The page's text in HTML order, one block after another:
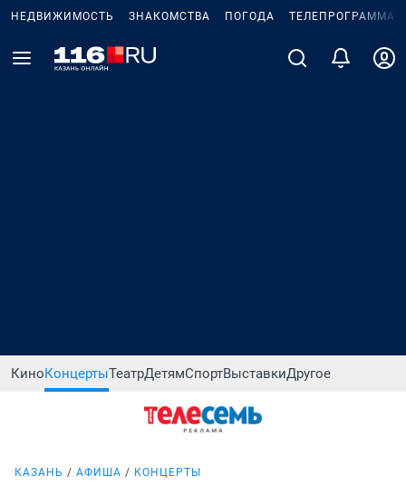
НЕДВИЖИМОСТЬ ЗНАКОМСТВА ПОГОДА ТЕЛЕПРОГРАММА
КиноКонцертыТеатрДетямСпортВыставкиДругое
КАЗАНЬ АФИША КОНЦЕРТЫ